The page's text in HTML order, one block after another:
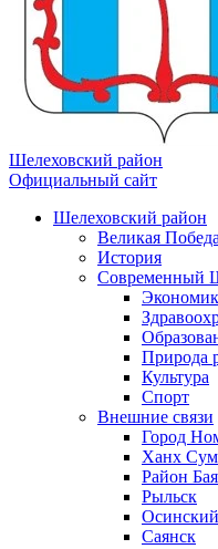
Шелеховский район
Официальный сайт
Шелеховский район
Великая Победа
История
Современный
Природа
Культура
Спорт
Внешние связи
Город
Ханх Сум
Район
Рыльск
Саянск